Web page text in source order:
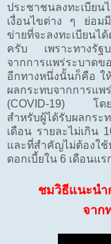
ประชาชนลงทะเบี
เงื่อนไขต่าง ๆ ย่อม
ข่ายที่จะลงทะเบียน
ครับ เพราะทางรัฐบ
จากการแพร่ระบาดข
อีกทางหนึ่งนั้นก็คือ ใ
ผลกระทบจากการแ
(COVID-19) โดยส
สำหรับผู้ได้รับผลกร
เดือน รายละไม่เกิน
และที่สำคัญไม่ต้องใ
ดอกเบี้ยใน 6 เดือนแ
ชมวิธีแนะนำ
จาก